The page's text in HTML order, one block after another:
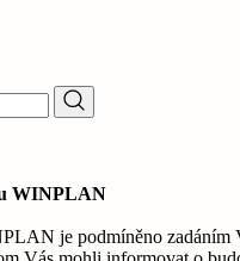
WINPLAN
je podmíněno zadáním